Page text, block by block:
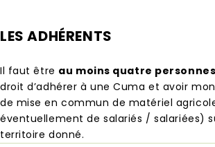
LES ADHÉRENTS
Il faut être au moins quatre personnes
droit d’adhérer à une Cuma et avoir
de mise en commun de matériel
éventuellement de salariés / salariées)
territoire donné.